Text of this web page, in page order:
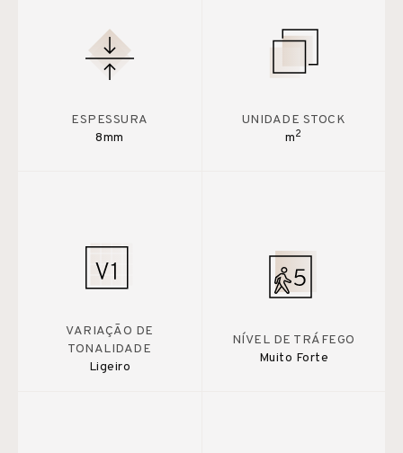
ESPESSURA
8mm
UNIDADE STOCK
m2
VARIAÇÃO DE
TONALIDADE
Ligeiro
NÍVEL DE TRÁFEGO
Muito Forte